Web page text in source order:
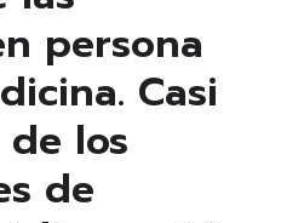
persona
Casi
los
de